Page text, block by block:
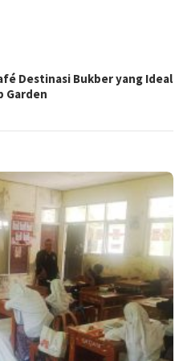
Destinasi Bukber yang Ideal
Garden